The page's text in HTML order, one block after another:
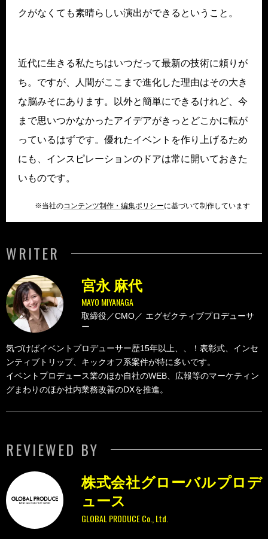
クがなくても素晴らしい演出ができるということ。
近代に生きる私たちはいつだって最新の技術に頼りが
ち。ですが、人間がここまで進化した理由はその大き
な脳みそにあります。以外と簡単にできるけれど、今
まで思いつかなかったアイデアがきっとどこかに転が
っているはずです。優れたイベントを作り上げるため
にも、インスピレーションのドアは常に開いておきた
いものです。
※当社のコンテンツ制作・編集ポリシーに基づいて制作しています
WRITER
MAYO MIYANAGA
宮永 麻代
取締役／CMO／ エグゼクティブプロデューサ
ー
気づけばイベントプロデューサー歴15年以上、、！表彰式、インセ
ンティブトリップ、キックオフ系案件が特に多いです。
イベントプロデュース業のほか自社のWEB、広報等のマーケティン
グまわりのほか社内業務改善のDXを推進。
REVIEWED BY
GLOBAL PRODUCE Co., Ltd.
株式会社グローバルプロデ
ュース